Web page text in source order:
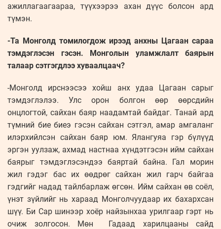
ажиллагаагаараа, түүхээрээ ахан дүүс болсон ард
түмэн.
-Та Монголд томилогдож ирээд анхны Цагаан сараа
тэмдэглэсэн гэсэн. Монголын уламжлалт баярын
талаар сэтгэгдлээ хуваалцаач?
-Монголд ирснээсээ хойш анх удаа Цагаан сарыг
тэмдэглэлээ. Улс орон болгон өөр өөрсдийн
онцлогтой, сайхан баяр наадамтай байдаг. Танай ард
түмний бие биеэ гэсэн сайхан сэтгэл, амар амгаланг
илэрхийлсэн сайхан баяр юм. Ялангуяа гэр бүлүүд
эргэн уулзаж, ахмад настнаа хүндэтгэсэн ийм сайхан
баярыг тэмдэглэсэндээ баяртай байна. Гал морин
жил гэдэг бас их өөдрөг сайхан жил гарч байгаа
гэдгийг надад тайлбарлаж өгсөн. Ийм сайхан өв соёл,
үнэт зүйлийг нь хараад Монголчуудаар их бахархсан
шүү. Би Сар шинээр хоёр найзынхаа урилгаар гэрт нь
очиж золгосон. Мөн Гадаад харилцааны сайд